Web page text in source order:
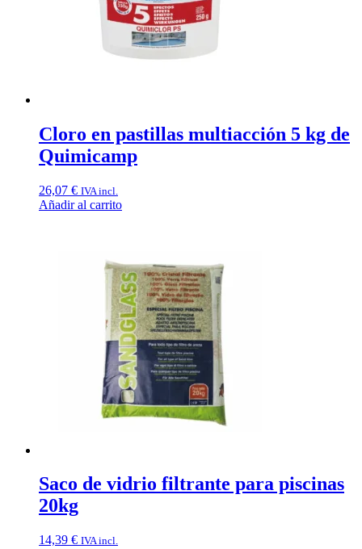
Cloro en pastillas multiacción 5 kg de
Quimicamp
26,07 € IVA incl.
Añadir al carrito
Saco de vidrio filtrante para piscinas
20kg
14,39 € IVA incl.